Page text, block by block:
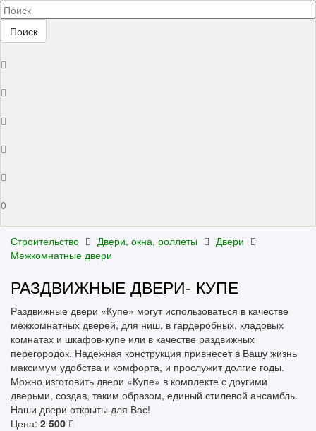
Поиск
0
Строительство Двери, окна, роллеты
Двери
Межкомнатные двери
РАЗДВИЖНЫЕ ДВЕРИ- КУПЕ
Раздвижные двери «Купе» могут использоваться в качестве
межкомнатных дверей, для ниш, в гардеробных, кладовых
комнатах и шкафов-купе или в качестве раздвижных
перегородок. Надежная конструкция привнесет в Вашу жизнь
максимум удобства и комфорта, и прослужит долгие годы.
Можно изготовить двери «Купе» в комплекте с другими
дверьми, создав, таким образом, единый стилевой ансамбль.
Наши двери открыты для Вас!
Цена: 2 500